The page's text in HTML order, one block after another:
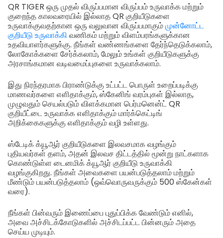
QR TIGER ஒரு முதல் விருப்பமான விருப்பம் உருவாக்க மற்றும்
குறைந்த காலவரையில் இல்லாத QR குறியீடுகளை
உருவாக்குவதற்கான ஒரு வலுவான விருப்பமாகும்முன்னோட்ட
குறியீடு உருவாக்கி வணிகம் மற்றும் விளம்பரங்களுக்கான
உதவியாளர்களுக்கு. நீங்கள் வண்ணங்களை தேர்ந்தெடுக்கலாம்,
லோகோக்களை சேர்க்கலாம், மேலும் உங்கள் குறியீடுகளுக்கு
அரசாங்கமான வடிவமைப்புகளை உருவாக்கலாம்.
இது நிரந்தரமாக பிராண்டுக்கு உட்பட்ட பொருள் உறைப்படிக்கு
மாணவர்களை எளிதாக்கும், ஸ்கேனிங் வரம்புகள் இல்லாத,
முழுவதும் செயல்படும் விளக்கமான பெர்மனென்ட் QR
குறியீட்டை உருவாக்க எளிதாக்கும் மார்க்கெட்டிங்
அறிக்கைகளுக்கு எளிதாக்கும் வழி உள்ளது.
ஸ்டேடிக் க்யூஆர் குறியீடுகளை இலவசமாக வழங்கும்
புதியவர்கள் தளம், அதன் இலவச திட்டத்தில் மூன்று நாட்களாக
கொண்டுள்ள டைனமிக் க்யூஆர் குறியீடு உருவாக்கி
வழங்குகிறது. நீங்கள் அவைகளை பயன்படுத்தலாம் மற்றும்
மீண்டும் பயன்படுத்தலாம் (ஒவ்வொருவருக்கும் 500 ஸ்கேன்கள்
வரை).
நீங்கள் பின்வரும் இணைப்பை புதுப்பிக்க வேண்டும் எனில்,
அவை அச்சிடக்கோடுகளில் அச்சிடப்பட்ட பின்னரும் அதை
செய்ய முடியும்.